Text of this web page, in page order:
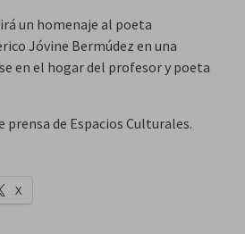
un homenaje al poeta
Jóvine Bermúdez en una
en el hogar del profesor y poeta
prensa de Espacios Culturales.
X